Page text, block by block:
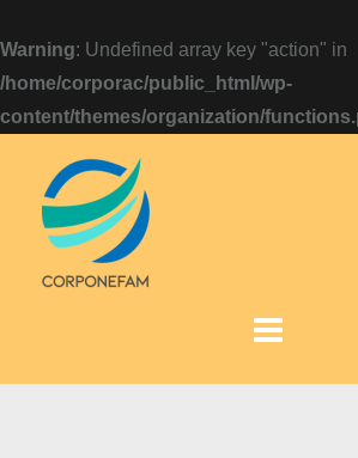
Warning: Undefined array key "action" in
/home/corporac/public_html/wp-
content/themes/organization/